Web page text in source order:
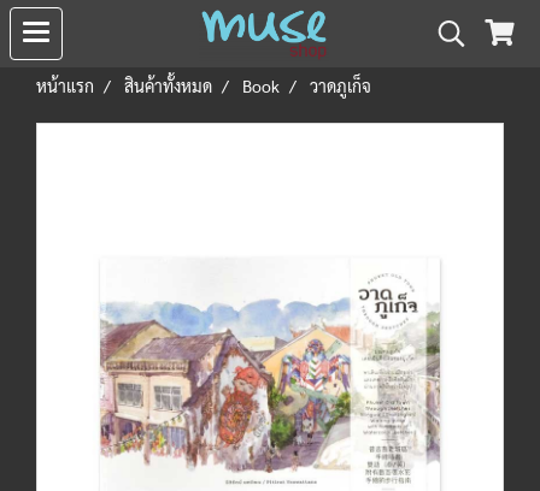
หน้าแรก สินค้าทั้งหมด Book วาดภูเก็จ